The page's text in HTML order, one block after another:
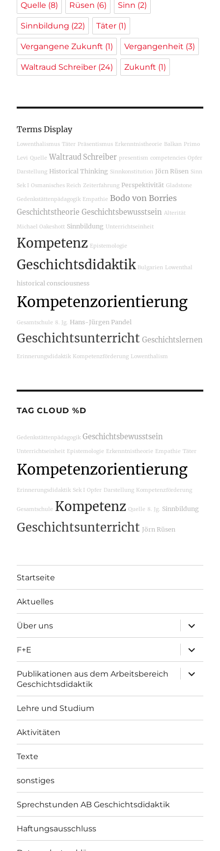
Quelle (8) Rüsen (6) Sinn (2)
Sinnbildung (22) Täter (1)
Vergangene Zukunft (1) Vergangenheit (3)
Waltraud Schreiber (24) Zukunft (1)
Terms Display
Lowenthalismus Täter Präsentismus Erkenntnistheorie Balkan Primo
Levi Quelle Waltraud Schreiber presentism competencies Opfer
Darstellung Historical Thinking Sinnkonstitution Jörn Rüsen Sinn
Sek I Osmanisches Reich Zeiterfahrung Perspektivität Gladstone
Gedenkstättenpädagogik Empathie Bodo von Borries
Geschichtstheorie Geschichtsbewusstsein Alterität
Michael Oakeshott Sinnbildung Unterrichtseinheit
Kompetenz Epistemologie
Geschichtsdidaktik Bulgarien Lowenthal
historical consciousness
Kompetenzorientierung
Gesamtschule 8. Jg. Hans-Jürgen Pandel
Geschichtsunterricht Geschichtslernen
Erinnerungsdidaktik Kompetenzförderung Lowenthalism
TAG CLOUD %D
Gedenkstättenpädagogik Geschichtsbewusstsein
Unterrichtseinheit Epistemologie Erkenntnistheorie Empathie Täter
Kompetenzorientierung
Erinnerungsdidaktik Sek I Opfer Darstellung Kompetenzförderung
Gesamtschule Kompetenz Quelle 8. Jg. Sinnbildung
Geschichtsunterricht Jörn Rüsen
Startseite
Aktuelles
Über uns
öffnen
F+E
öffnen
Publikationen aus dem Arbeitsbereich
Geschichtsdidaktik
öffnen
Lehre und Studium
Aktivitäten
Texte
sonstiges
Sprechstunden AB Geschichtsdidaktik
Haftungsausschluss